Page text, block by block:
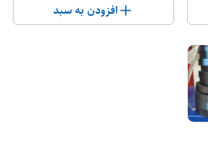
افزودن به سبد